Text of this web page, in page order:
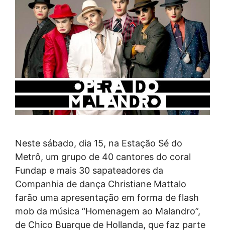
Neste sábado, dia 15, na Estação Sé do
Metrô, um grupo de 40 cantores do coral
Fundap e mais 30 sapateadores da
Companhia de dança Christiane Mattalo
farão uma apresentação em forma de flash
mob da música “Homenagem ao Malandro”,
de Chico Buarque de Hollanda, que faz parte